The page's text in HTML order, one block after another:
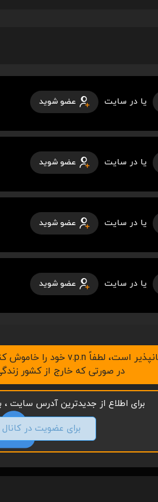
یا در سایت عضو شوید
یا در سایت عضو شوید
یا در سایت عضو شوید
یا در سایت عضو شوید
در صورتی که خارج از کشور
برای اطلاع از جدیدترین آدرس سایت ،
برای عضویت در کانال